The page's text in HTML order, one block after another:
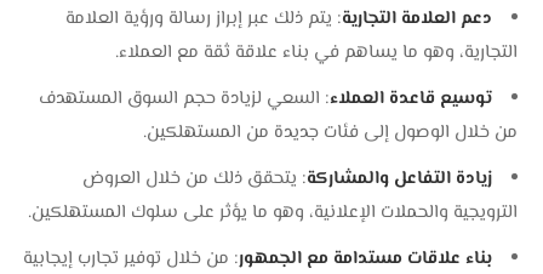
دعم العلامة التجارية: يتم ذلك عبر إبراز رسالة ورؤية العلامة
التجارية، وهو ما يساهم في بناء علاقة ثقة مع العملاء.
توسيع قاعدة العملاء: السعي لزيادة حجم السوق المستهدف
من خلال الوصول إلى فئات جديدة من المستهلكين.
زيادة التفاعل والمشاركة: يتحقق ذلك من خلال العروض
الترويجية والحملات الإعلانية، وهو ما يؤثر على سلوك المستهلكين.
بناء علاقات مستدامة مع الجمهور: من خلال توفير تجارب إيجابية